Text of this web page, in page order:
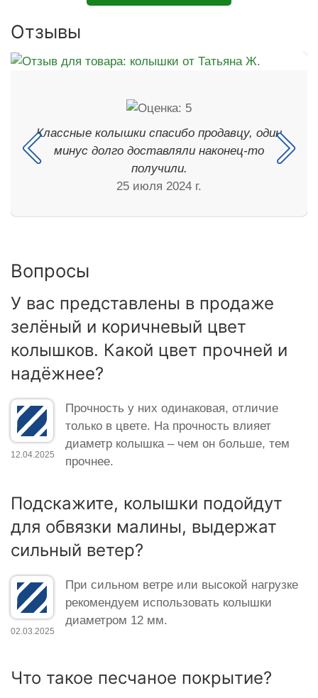
Отзывы
Классные колышки спасибо продавцу, один
минус долго доставляли наконец-то
получили.
25 июля 2024 г.
Вопросы
У вас представлены в продаже
зелёный и коричневый цвет
колышков. Какой цвет прочней и
надёжнее?
12.04.2025
Прочность у них одинаковая, отличие
только в цвете. На прочность влияет
диаметр колышка – чем он больше, тем
прочнее.
Подскажите, колышки подойдут
для обвязки малины, выдержат
сильный ветер?
02.03.2025
При сильном ветре или высокой нагрузке
рекомендуем использовать колышки
диаметром 12 мм.
Что такое песчаное покрытие?